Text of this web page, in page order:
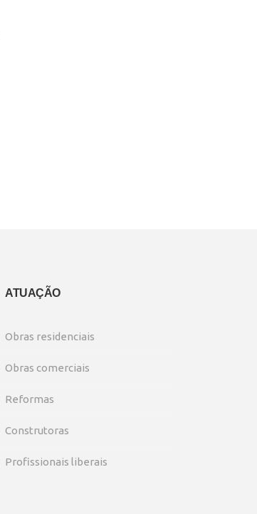
ATUAÇÃO
Obras residenciais
Obras comerciais
Reformas
Construtoras
Profissionais liberais